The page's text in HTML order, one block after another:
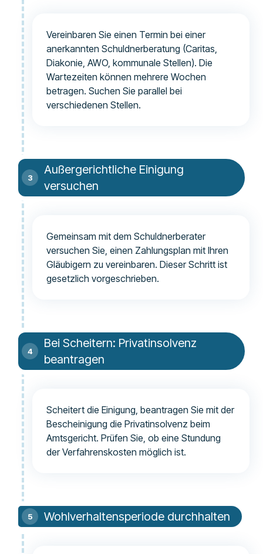
Vereinbaren Sie einen Termin bei einer
anerkannten Schuldnerberatung (Caritas,
Diakonie, AWO, kommunale Stellen). Die
Wartezeiten können mehrere Wochen
betragen. Suchen Sie parallel bei
verschiedenen Stellen.
Außergerichtliche Einigung
versuchen
Gemeinsam mit dem Schuldnerberater
versuchen Sie, einen Zahlungsplan mit Ihren
Gläubigern zu vereinbaren. Dieser Schritt ist
gesetzlich vorgeschrieben.
Bei Scheitern: Privatinsolvenz
beantragen
Scheitert die Einigung, beantragen Sie mit der
Bescheinigung die Privatinsolvenz beim
Amtsgericht. Prüfen Sie, ob eine Stundung
der Verfahrenskosten möglich ist.
Wohlverhaltensperiode durchhalten